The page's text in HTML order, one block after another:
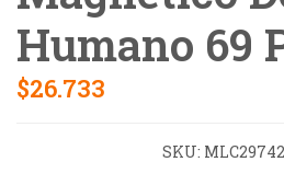
Humano 69
$26.733
SKU: